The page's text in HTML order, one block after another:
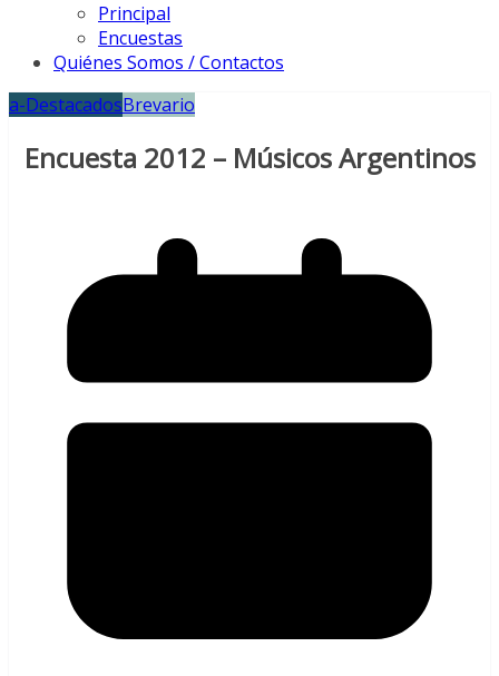
Principal
Encuestas
Quiénes Somos / Contactos
a-DestacadosBrevario
Encuesta 2012 – Músicos Argentinos